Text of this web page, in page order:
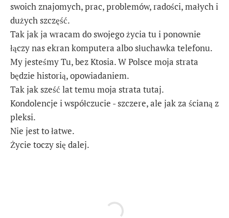
swoich znajomych, prac, problemów, radości, małych i
dużych szczęść.
Tak jak ja wracam do swojego życia tu i ponownie
łączy nas ekran komputera albo słuchawka telefonu.
My jesteśmy Tu, bez Ktosia. W Polsce moja strata
będzie historią, opowiadaniem.
Tak jak sześć lat temu moja strata tutaj.
Kondolencje i współczucie - szczere, ale jak za ścianą z
pleksi.
Nie jest to łatwe.
Życie toczy się dalej.